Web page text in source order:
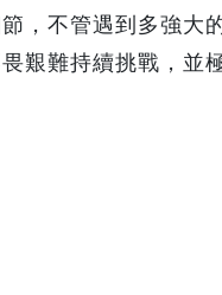
，不管遇到多強大
艱難持續挑戰，並